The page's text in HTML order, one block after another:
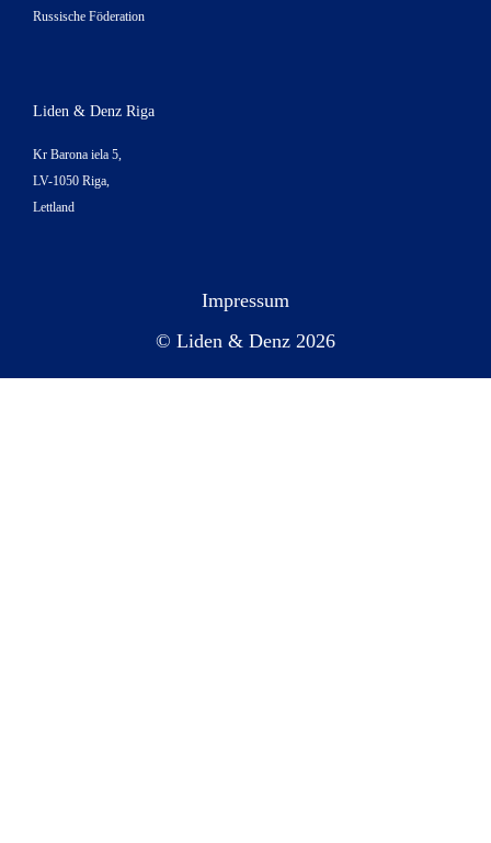
Russische Föderation
Liden & Denz Riga
Kr Barona iela 5,
LV-1050 Riga,
Lettland
© Liden & Denz 2026
Impressum